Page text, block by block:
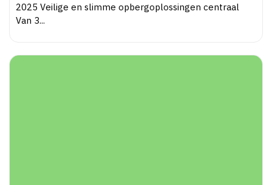
2025 Veilige en slimme opbergoplossingen centraal
Van 3...